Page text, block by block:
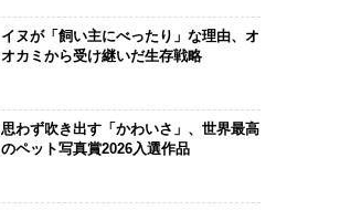
イヌが「飼い主にべったり」な理由、オ
オカミから受け継いだ生存戦略
思わず吹き出す「かわいさ」、世界最高
のペット写真賞2026入選作品